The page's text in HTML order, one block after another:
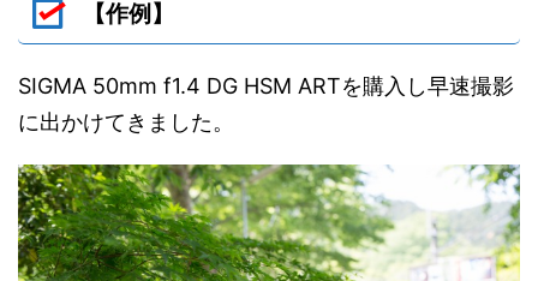
【作例】
SIGMA 50mm f1.4 DG HSM ARTを購入し早速撮影
に出かけてきました。